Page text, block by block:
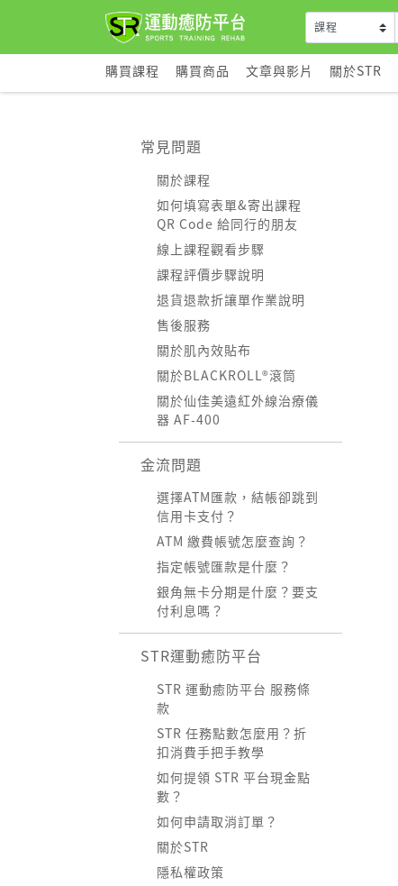
購買課程 購買商品 文章與影片 關於STR
常見問題
關於課程
如何填寫表單&寄出課程
QR Code 給同行的朋友
線上課程觀看步驟
課程評價步驟說明
退貨退款折讓單作業說明
售後服務
關於肌內效貼布
關於BLACKROLL®滾筒
關於仙佳美遠紅外線治療儀
器 AF-400
金流問題
選擇ATM匯款，結帳卻跳到
信用卡支付？
ATM 繳費帳號怎麼查詢？
指定帳號匯款是什麼？
銀角無卡分期是什麼？要支
付利息嗎？
STR運動癒防平台
STR 運動癒防平台 服務條
款
STR 任務點數怎麼用？折
扣消費手把手教學
如何提領 STR 平台現金點
數？
如何申請取消訂單？
關於STR
隱私權政策